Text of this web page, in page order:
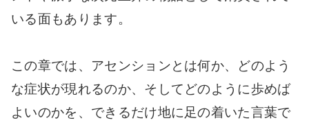
いる面もあります。
この章では、アセンションとは何か、どのよう
な症状が現れるのか、そしてどのように歩めば
よいのかを、できるだけ地に足の着いた言葉で